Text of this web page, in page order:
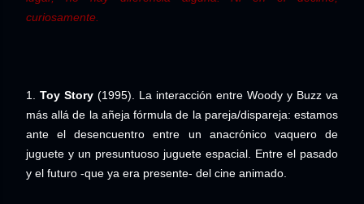
curiosamente.
1. Toy Story (1995). La interacción entre Woody y Buzz va
más allá de la añeja fórmula de la pareja/dispareja: estamos
ante el desencuentro entre un anacrónico vaquero de
juguete y un presuntuoso juguete espacial. Entre el pasado
y el futuro -que ya era presente- del cine animado.